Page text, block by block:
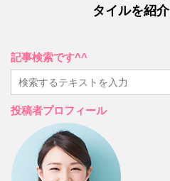
タイルを紹介
記事検索です^^
投稿者プロフィール